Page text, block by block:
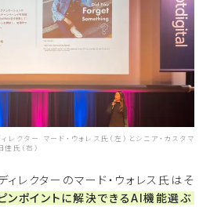
クター マード・ウォレス氏（左）とシニア・カスタマ
氏（右）
レクターのマード・ウォレス氏はそ
ンポイントに解決できるAI機能選ぶ